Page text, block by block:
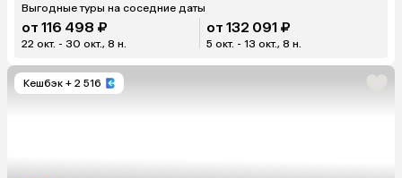
Выгодные туры на соседние даты
от 116 498 ₽
22 окт. - 30 окт., 8 н.
от 132 091 ₽
5 окт. - 13 окт., 8 н.
Кешбэк + 2 516